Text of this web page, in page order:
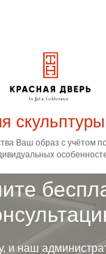
Ваш образ с учётом
и наш